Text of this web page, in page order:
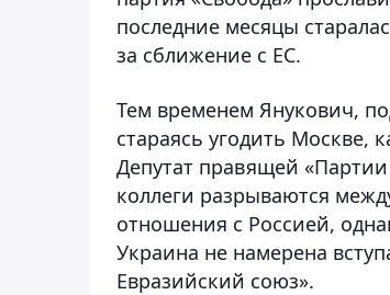
последние месяцы
за сближение с ЕС.
Тем временем Янукович,
стараясь угодить Москве,
Депутат правящей
коллеги разрываются
отношения с Россией,
Украина не намерена
Евразийский союз».